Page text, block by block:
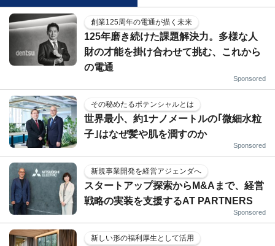
創業125周年の電通が描く未来
125年磨き続けた課題解決力。多様な人
財の才能を掛け合わせて挑む、これから
の電通
Sponsored
その秘めたるポテンシャルとは
世界最小、約1ナノメートルの｢微細水粒
子｣はなぜ髪や肌を潤すのか
Sponsored
新規事業開発を経営アジェンダへ
スタートアップ探索からM&Aまで、経営
戦略の実装を支援するAT PARTNERS
Sponsored
新しい形の福利厚生として活用